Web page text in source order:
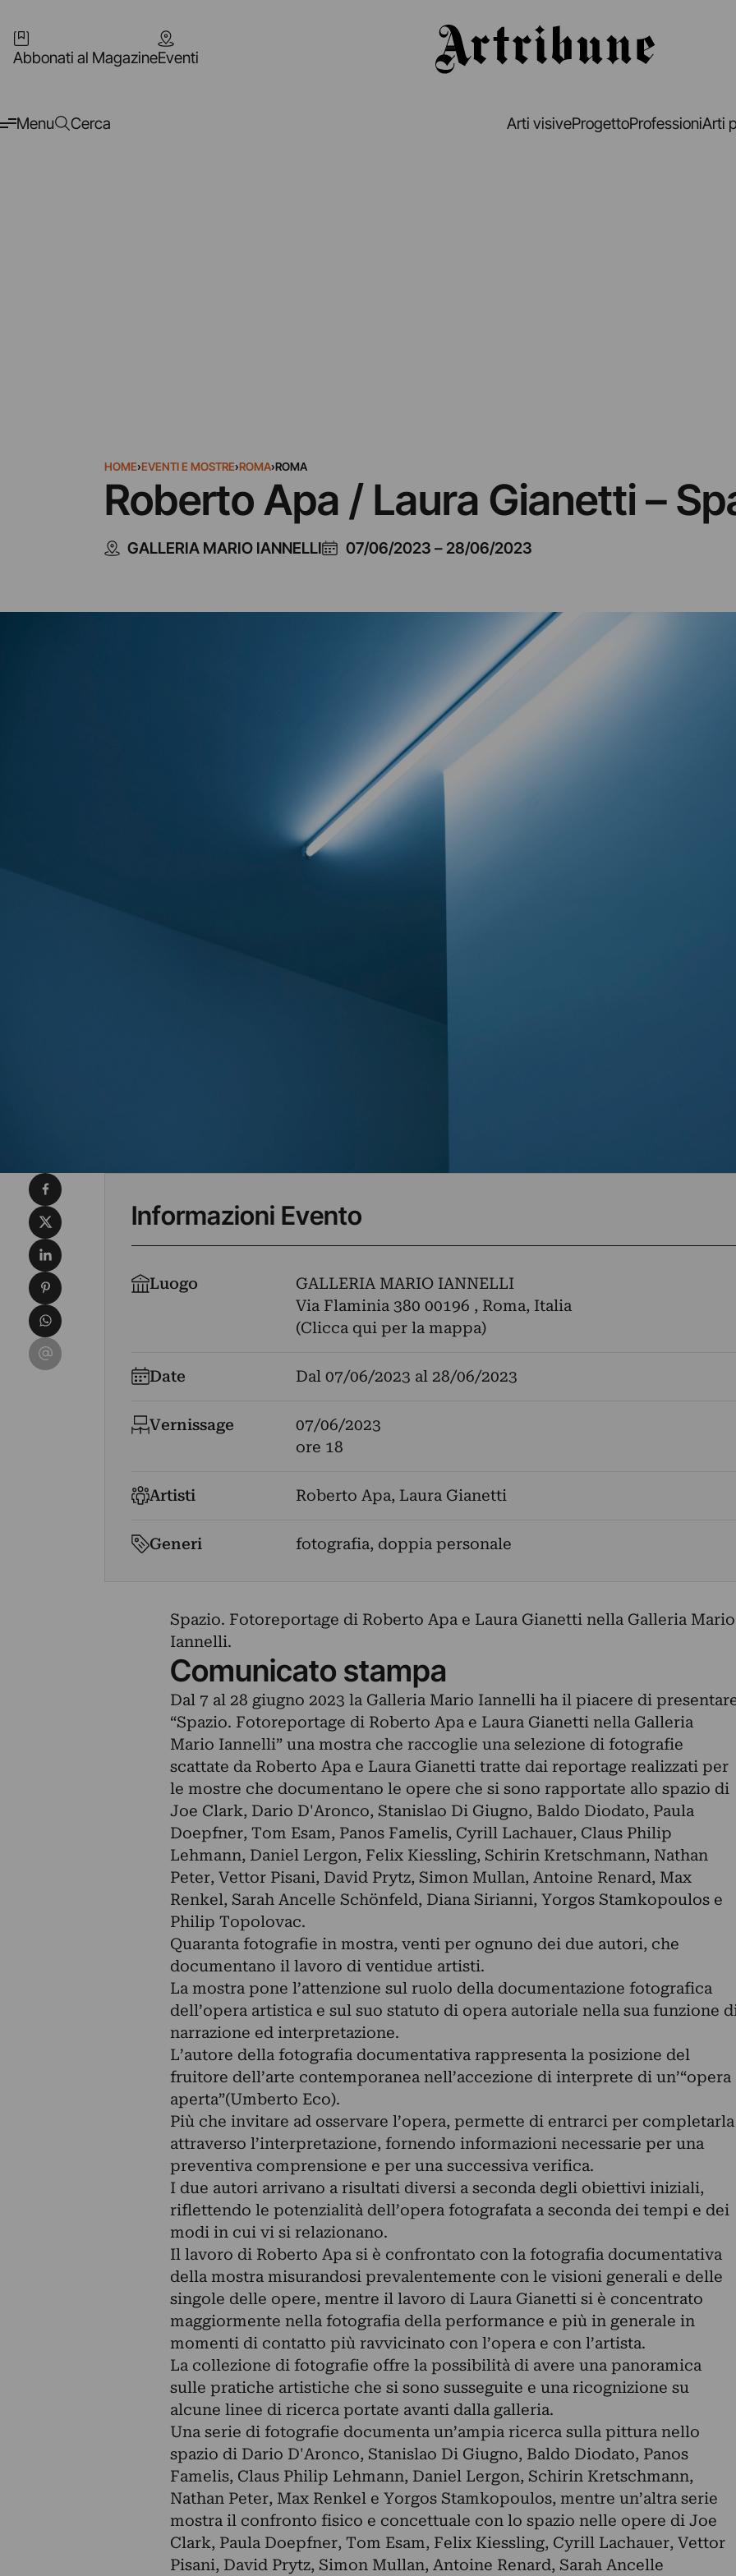
Abbonati al MagazineEventi
Menu Cerca Arti visiveProgettoProfessioniArti
HOME›EVENTI E MOSTRE›ROMA›ROMA
Roberto Apa / Laura Gianetti –
GALLERIA MARIO IANNELLI 07/06/2023 – 28/06/2023
Informazioni Evento
Luogo
GALLERIA MARIO IANNELLI
Via Flaminia 380 00196 , Roma, Italia
(Clicca qui per la mappa)
Date Dal 07/06/2023 al 28/06/2023
Vernissage
07/06/2023
ore 18
Artisti Roberto Apa, Laura Gianetti
Generi fotografia, doppia personale
Spazio. Fotoreportage di Roberto Apa e Laura Gianetti nella Galleria Mario
Iannelli.
Comunicato stampa
Dal 7 al 28 giugno 2023 la Galleria Mario Iannelli ha il piacere di
“Spazio. Fotoreportage di Roberto Apa e Laura Gianetti nella Galleria
Mario Iannelli” una mostra che raccoglie una selezione di fotografie
scattate da Roberto Apa e Laura Gianetti tratte dai reportage realizzati per
le mostre che documentano le opere che si sono rapportate allo spazio di
Joe Clark, Dario D'Aronco, Stanislao Di Giugno, Baldo Diodato, Paula
Doepfner, Tom Esam, Panos Famelis, Cyrill Lachauer, Claus Philip
Lehmann, Daniel Lergon, Felix Kiessling, Schirin Kretschmann, Nathan
Peter, Vettor Pisani, David Prytz, Simon Mullan, Antoine Renard, Max
Renkel, Sarah Ancelle Schönfeld, Diana Sirianni, Yorgos Stamkopoulos e
Philip Topolovac.
Quaranta fotografie in mostra, venti per ognuno dei due autori, che
documentano il lavoro di ventidue artisti.
La mostra pone l’attenzione sul ruolo della documentazione fotografica
dell’opera artistica e sul suo statuto di opera autoriale nella sua funzione
narrazione ed interpretazione.
L’autore della fotografia documentativa rappresenta la posizione del
fruitore dell’arte contemporanea nell’accezione di interprete di un’“opera
aperta”(Umberto Eco).
Più che invitare ad osservare l’opera, permette di entrarci per completarla
attraverso l’interpretazione, fornendo informazioni necessarie per una
preventiva comprensione e per una successiva verifica.
I due autori arrivano a risultati diversi a seconda degli obiettivi iniziali,
riflettendo le potenzialità dell’opera fotografata a seconda dei tempi e dei
modi in cui vi si relazionano.
Il lavoro di Roberto Apa si è confrontato con la fotografia documentativa
della mostra misurandosi prevalentemente con le visioni generali e delle
singole delle opere, mentre il lavoro di Laura Gianetti si è concentrato
maggiormente nella fotografia della performance e più in generale in
momenti di contatto più ravvicinato con l’opera e con l’artista.
La collezione di fotografie offre la possibilità di avere una panoramica
sulle pratiche artistiche che si sono susseguite e una ricognizione su
alcune linee di ricerca portate avanti dalla galleria.
Una serie di fotografie documenta un’ampia ricerca sulla pittura nello
spazio di Dario D'Aronco, Stanislao Di Giugno, Baldo Diodato, Panos
Famelis, Claus Philip Lehmann, Daniel Lergon, Schirin Kretschmann,
Nathan Peter, Max Renkel e Yorgos Stamkopoulos, mentre un’altra serie
mostra il confronto fisico e concettuale con lo spazio nelle opere di Joe
Clark, Paula Doepfner, Tom Esam, Felix Kiessling, Cyrill Lachauer, Vettor
Pisani, David Prytz, Simon Mullan, Antoine Renard, Sarah Ancelle
Condividi su Facebook
Condividi su X
Condividi su LinkedIn
Condividi su Pinterest
Condividi su WhatsApp
Condividi su Email